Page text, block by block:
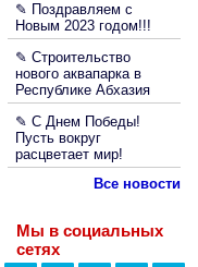
✎ Поздравляем с
Новым 2023 годом!!!
✎ Строительство
нового аквапарка в
Республике Абхазия
✎ С Днем Победы!
Пусть вокруг
расцветает мир!
Все новости
Мы в социальных
сетях